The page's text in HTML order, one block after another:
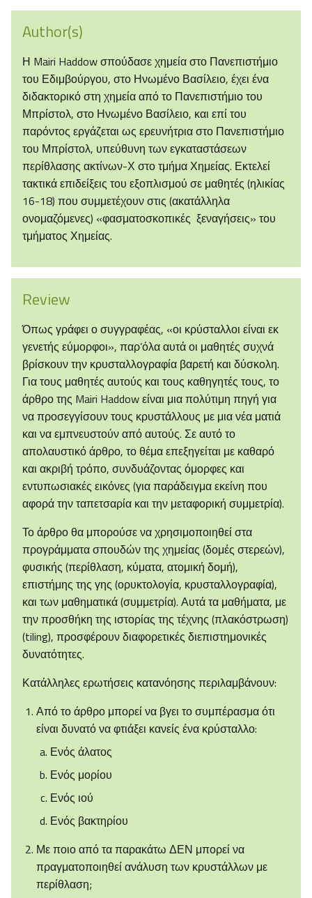
Author(s)
Η Mairi Haddow σπούδασε χημεία στο Πανεπιστήμιο
του Εδιμβούργου, στο Ηνωμένο Βασίλειο, έχει ένα
διδακτορικό στη χημεία από το Πανεπιστήμιο του
Μπρίστολ, στο Ηνωμένο Βασίλειο, και επί του
παρόντος εργάζεται ως ερευνήτρια στο Πανεπιστήμιο
του Μπρίστολ, υπεύθυνη των εγκαταστάσεων
περίθλασης ακτίνων-Χ στο τμήμα Χημείας. Εκτελεί
τακτικά επιδείξεις του εξοπλισμού σε μαθητές (ηλικίας
16-18) που συμμετέχουν στις (ακατάλληλα
ονομαζόμενες) «φασματοσκοπικές ξεναγήσεις» του
τμήματος Χημείας.
Review
Όπως γράφει ο συγγραφέας, «οι κρύσταλλοι είναι εκ
γενετής εύμορφοι», παρ’όλα αυτά οι μαθητές συχνά
βρίσκουν την κρυσταλλογραφία βαρετή και δύσκολη.
Για τους μαθητές αυτούς και τους καθηγητές τους, το
άρθρο της Mairi Haddow είναι μια πολύτιμη πηγή για
να προσεγγίσουν τους κρυστάλλους με μια νέα ματιά
και να εμπνευστούν από αυτούς. Σε αυτό το
απολαυστικό άρθρο, το θέμα επεξηγείται με καθαρό
και ακριβή τρόπο, συνδυάζοντας όμορφες και
εντυπωσιακές εικόνες (για παράδειγμα εκείνη που
αφορά την ταπετσαρία και την μεταφορική συμμετρία).
Το άρθρο θα μπορούσε να χρησιμοποιηθεί στα
προγράμματα σπουδών της χημείας (δομές στερεών),
φυσικής (περίθλαση, κύματα, ατομική δομή),
επιστήμης της γης (ορυκτολογία, κρυσταλλογραφία),
και των μαθηματικά (συμμετρία). Αυτά τα μαθήματα, με
την προσθήκη της ιστορίας της τέχνης (πλακόστρωση)
(tiling), προσφέρουν διαφορετικές διεπιστημονικές
δυνατότητες.
Κατάλληλες ερωτήσεις κατανόησης περιλαμβάνουν:
Από το άρθρο μπορεί να βγει το συμπέρασμα ότι
είναι δυνατό να φτιάξει κανείς ένα κρύσταλλο:
Ενός άλατος
Ενός μορίου
Ενός ιού
Ενός βακτηρίου
Με ποιο από τα παρακάτω ΔΕΝ μπορεί να
πραγματοποιηθεί ανάλυση των κρυστάλλων με
περίθλαση;